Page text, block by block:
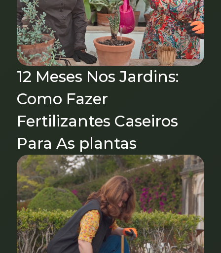
12 Meses Nos Jardins:
Como Fazer
Fertilizantes Caseiros
Para As plantas